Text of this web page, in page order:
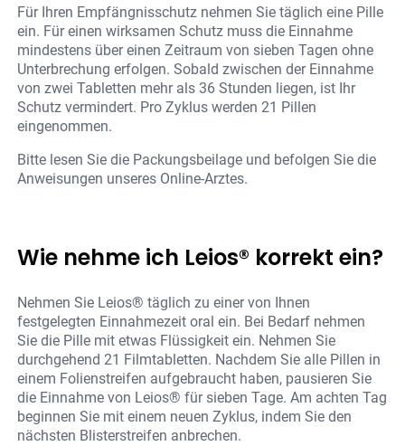
Für Ihren Empfängnisschutz nehmen Sie täglich eine Pille
ein. Für einen wirksamen Schutz muss die Einnahme
mindestens über einen Zeitraum von sieben Tagen ohne
Unterbrechung erfolgen. Sobald zwischen der Einnahme
von zwei Tabletten mehr als 36 Stunden liegen, ist Ihr
Schutz vermindert. Pro Zyklus werden 21 Pillen
eingenommen.
Bitte lesen Sie die Packungsbeilage und befolgen Sie die
Anweisungen unseres Online-Arztes.
Wie nehme ich Leios® korrekt ein?
Nehmen Sie Leios® täglich zu einer von Ihnen
festgelegten Einnahmezeit oral ein. Bei Bedarf nehmen
Sie die Pille mit etwas Flüssigkeit ein. Nehmen Sie
durchgehend 21 Filmtabletten. Nachdem Sie alle Pillen in
einem Folienstreifen aufgebraucht haben, pausieren Sie
die Einnahme von Leios® für sieben Tage. Am achten Tag
beginnen Sie mit einem neuen Zyklus, indem Sie den
nächsten Blisterstreifen anbrechen.